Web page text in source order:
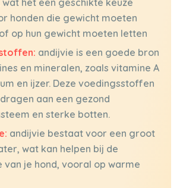
honden die gewicht moeten
op hun gewicht moeten letten
andijvie is een goede bron
en mineralen, zoals vitamine A
en ijzer. Deze voedingsstoffen
aan een gezond
en sterke botten.
andijvie bestaat voor een groot
wat kan helpen bij de
van je hond, vooral op warme